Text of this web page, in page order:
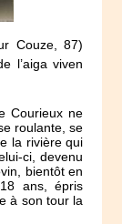
Couze, 87)
l’aiga viven
Courieux ne
roulante, se
la rivière qui
ci, devenu
bientôt en
ans, épris
à son tour la